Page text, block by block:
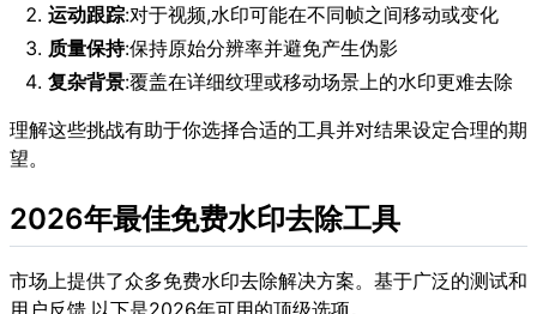
运动跟踪:对于视频,水印可能在不同帧之间移动或变化
质量保持:保持原始分辨率并避免产生伪影
复杂背景:覆盖在详细纹理或移动场景上的水印更难去除
理解这些挑战有助于你选择合适的工具并对结果设定合理的期
望。
2026年最佳免费水印去除工具
市场上提供了众多免费水印去除解决方案。基于广泛的测试和
用户反馈,以下是2026年可用的顶级选项。